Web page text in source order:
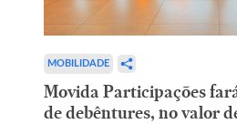
MOBILIDADE
Movida Participações
de debêntures, no valor